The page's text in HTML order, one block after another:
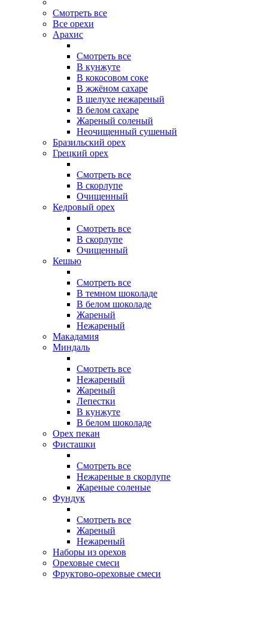
Смотреть все
Все орехи
Арахис
Смотреть все
В кунжуте
В кокосовом соке
В жжёном сахаре
В шелухе нежареный
В белом сахаре
Жареный соленый
Неочищенный сушеный
Бразильский орех
Грецкий орех
Смотреть все
В скорлупе
Очищенный
Кедровый орех
Смотреть все
В скорлупе
Очищенный
Кешью
Смотреть все
В темном шоколаде
В белом шоколаде
Жареный
Нежареный
Макадамия
Миндаль
Смотреть все
Нежареный
Жареный
Лепестки
В кунжуте
В белом шоколаде
Орех пекан
Фисташки
Смотреть все
Нежареные в скорлупе
Жареные соленые
Фундук
Смотреть все
Жареный
Нежареный
Наборы из орехов
Ореховые смеси
Фруктово-ореховые смеси